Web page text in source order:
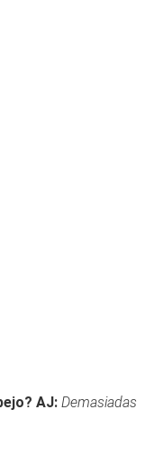
AJ: Demasiadas